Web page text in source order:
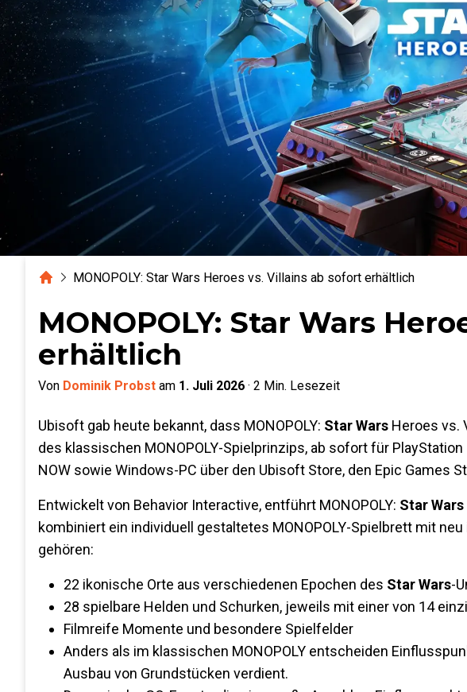
HomeMONOPOLY: Star Wars Heroes vs. Villains ab sofort erhältlich
MONOPOLY: Star Wars
erhältlich
Von Dominik Probst am 1. Juli 2026 · 2 Min. Lesezeit
Ubisoft gab heute bekannt, dass MONOPOLY: Star Wars Heroes vs.
des klassischen MONOPOLY-Spielprinzips, ab sofort für
NOW sowie Windows-PC über den Ubisoft Store, den Epic Games
Entwickelt von Behavior Interactive, entführt MONOPOLY: Star Wars
kombiniert ein individuell gestaltetes MONOPOLY-Spielbrett mit
gehören:
22 ikonische Orte aus verschiedenen Epochen des Star Wars-
28 spielbare Helden und Schurken, jeweils mit einer von 14
Filmreife Momente und besondere Spielfelder
Anders als im klassischen MONOPOLY entscheiden
Ausbau von Grundstücken verdient.